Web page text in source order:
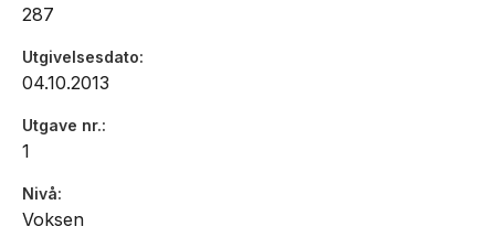
287
Utgivelsesdato
04.10.2013
Utgave nr.
1
Nivå
Voksen